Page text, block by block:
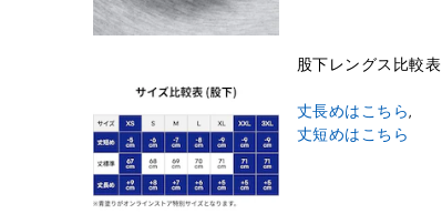
股下レングス比較表
丈長めはこちら,
丈短めはこちら